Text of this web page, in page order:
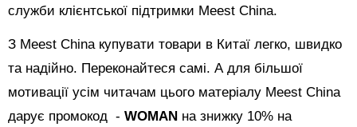
служби клієнтської підтримки Meest China.
З Meest China купувати товари в Китаї легко, швидко
та надійно. Переконайтеся самі. А для більшої
мотивації усім читачам цього матеріалу Meest China
дарує промокод - WOMAN на знижку 10% на